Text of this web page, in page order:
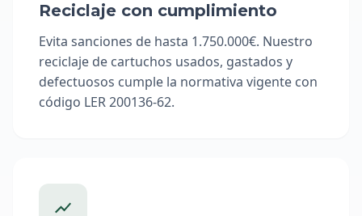
Reciclaje con cumplimiento
Evita sanciones de hasta 1.750.000€. Nuestro
reciclaje de cartuchos usados, gastados y
defectuosos cumple la normativa vigente con
código LER 200136-62.